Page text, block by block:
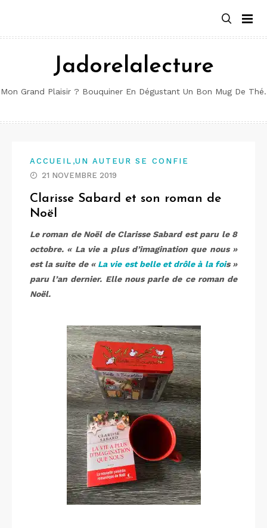
contenu
Jadorelalecture
Mon Grand Plaisir ? Bouquiner En Dégustant Un Bon Mug De Thé.
ACCUEIL ,UN AUTEUR SE CONFIE
21 NOVEMBRE 2019
Clarisse Sabard et son roman de
Noël
Le roman de Noël de Clarisse Sabard est paru le 8
octobre. « La vie a plus d’imagination que nous »
est la suite de « La vie est belle et drôle à la fois »
paru l’an dernier. Elle nous parle de ce roman de
Noël.